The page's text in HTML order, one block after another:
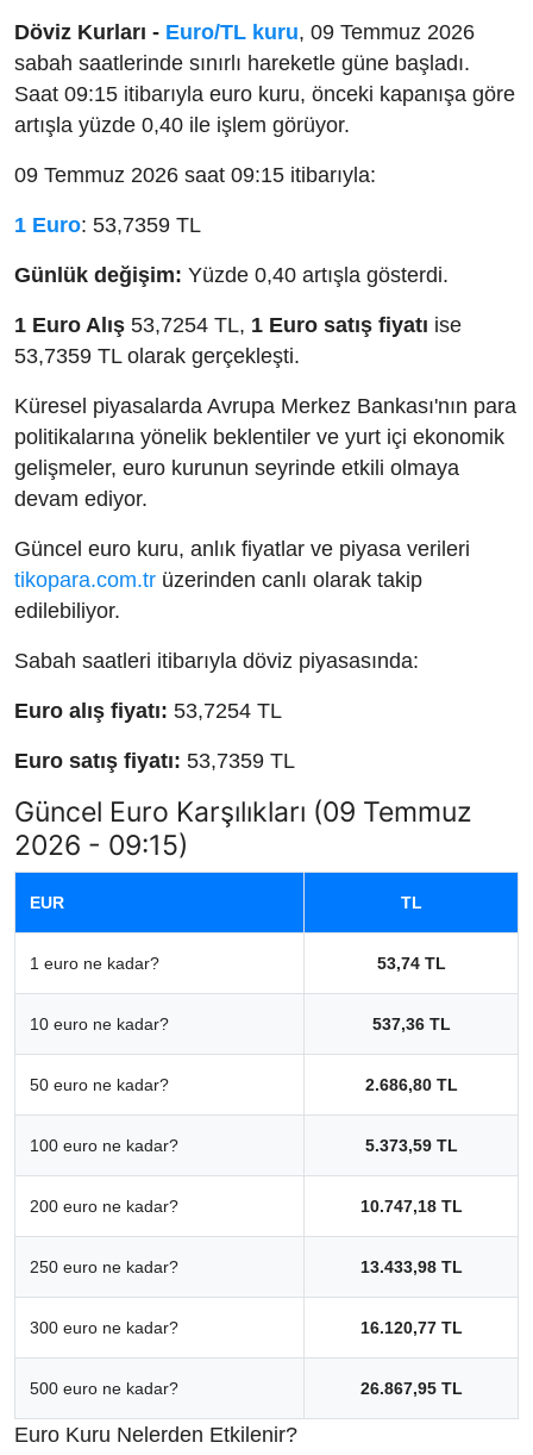
Döviz Kurları - Euro/TL kuru, 09 Temmuz 2026
sabah saatlerinde sınırlı hareketle güne başladı.
Saat 09:15 itibarıyla euro kuru, önceki kapanışa göre
artışla yüzde 0,40 ile işlem görüyor.
09 Temmuz 2026 saat 09:15 itibarıyla:
1 Euro: 53,7359 TL
Günlük değişim: Yüzde 0,40 artışla gösterdi.
1 Euro Alış 53,7254 TL, 1 Euro satış fiyatı ise
53,7359 TL olarak gerçekleşti.
Küresel piyasalarda Avrupa Merkez Bankası'nın para
politikalarına yönelik beklentiler ve yurt içi ekonomik
gelişmeler, euro kurunun seyrinde etkili olmaya
devam ediyor.
Güncel euro kuru, anlık fiyatlar ve piyasa verileri
tikopara.com.tr üzerinden canlı olarak takip
edilebiliyor.
Sabah saatleri itibarıyla döviz piyasasında:
Euro alış fiyatı: 53,7254 TL
Euro satış fiyatı: 53,7359 TL
Güncel Euro Karşılıkları (09 Temmuz
2026 - 09:15)
EUR TL
1 euro ne kadar? 53,74 TL
10 euro ne kadar? 537,36 TL
50 euro ne kadar? 2.686,80 TL
100 euro ne kadar? 5.373,59 TL
200 euro ne kadar? 10.747,18 TL
250 euro ne kadar? 13.433,98 TL
300 euro ne kadar? 16.120,77 TL
500 euro ne kadar? 26.867,95 TL
Euro Kuru Nelerden Etkilenir?